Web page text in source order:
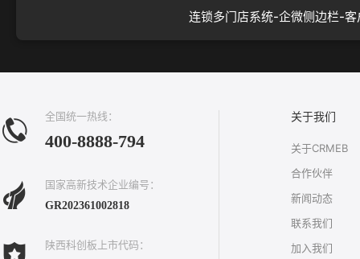
连锁多门店系统-企微侧边栏-
全国统一热线：
400-8888-794
国家高新技术企业编号：
GR202361002818
陕西科创板上市代码：
关于我们
关于CRMEB
合作伙伴
新闻动态
联系我们
加入我们